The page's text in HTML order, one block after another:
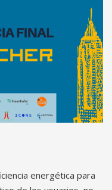
energética para